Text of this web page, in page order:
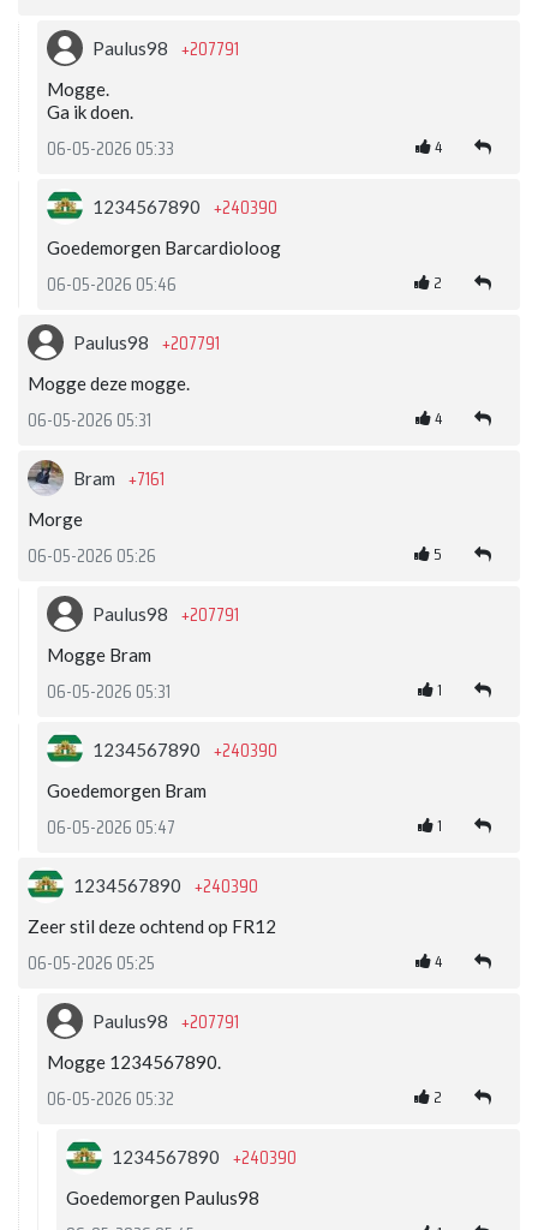
Paulus98 +207791
Mogge.
Ga ik doen.
06-05-2026 05:33 4
1234567890 +240390
Goedemorgen Barcardioloog
06-05-2026 05:46 2
Paulus98 +207791
Mogge deze mogge.
06-05-2026 05:31 4
Bram +7161
Morge
06-05-2026 05:26 5
Paulus98 +207791
Mogge Bram
06-05-2026 05:31 1
1234567890 +240390
Goedemorgen Bram
06-05-2026 05:47 1
1234567890 +240390
Zeer stil deze ochtend op FR12
06-05-2026 05:25 4
Paulus98 +207791
Mogge 1234567890.
06-05-2026 05:32 2
1234567890 +240390
Goedemorgen Paulus98